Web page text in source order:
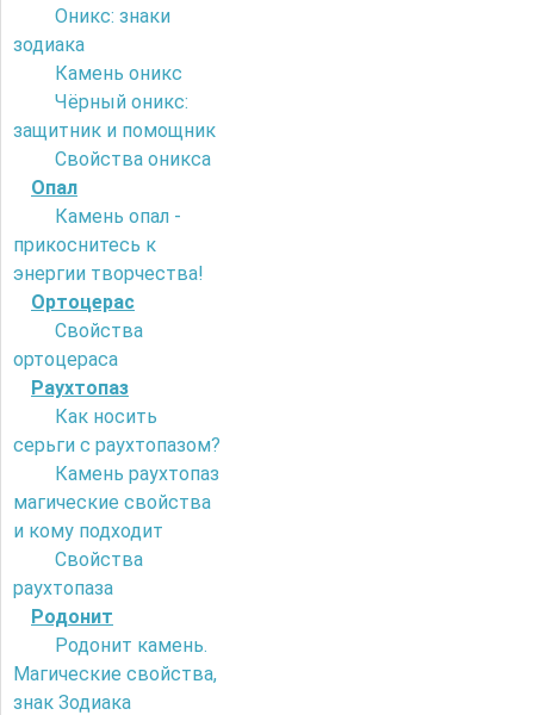
Оникс: знаки
зодиака
Камень оникс
Чёрный оникс:
защитник и помощник
Свойства оникса
Опал
Камень опал -
прикоснитесь к
энергии творчества!
Ортоцерас
Свойства
ортоцераса
Раухтопаз
Как носить
серьги с раухтопазом?
Камень раухтопаз
магические свойства
и кому подходит
Свойства
раухтопаза
Родонит
Родонит камень.
Магические свойства,
знак Зодиака